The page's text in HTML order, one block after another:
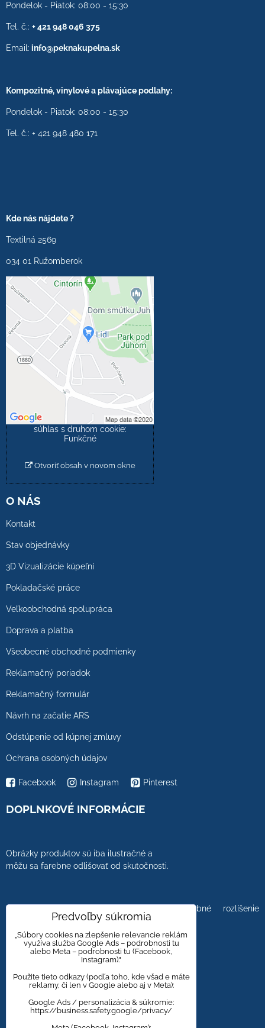
Pondelok - Piatok: 08:00 - 15:30
Tel. č.: + 421 948 046 375
Email: info@peknakupelna.sk
Kompozitné, vinylové a plávajúce podlahy:
Pondelok - Piatok: 08:00 - 15:30
Tel. č.: + 421 948 480 171
Kde nás nájdete ?
Textilná 2569
034 01 Ružomberok
Externý obsah je
blokovaný Voľbami
súkromia
Prajete si načítať externý
obsah?
Povoliť tentokrát
Povoliť a zapamätať -
súhlas s druhom cookie:
Funkčné
Otvoriť obsah v novom okne
O NÁS
Kontakt
Stav objednávky
3D Vizualizácie kúpeľní
Pokladačské práce
Veľkoobchodná spolupráca
Doprava a platba
Všeobecné obchodné podmienky
Reklamačný poriadok
Reklamačný formulár
Návrh na začatie ARS
Odstúpenie od kúpnej zmluvy
Ochrana osobných údajov
Facebook Instagram Pinterest
DOPLNKOVÉ INFORMÁCIE
Obrázky produktov sú iba ilustračné a
môžu sa farebne odlišovať od skutočnosti.
Farebnosť obrázkov tiež ovplyvňuje farebné rozlíšenie
zobrazovacej jednotky.
Obklady a dlažby s kameninovým, mramorovým,
dreveným dizajnom majú viacero kresieb,
aby bola zachovaná čo najväčšia autentickosť
prírodného materiálu.
Predvoľby súkromia
„Súbory cookies na zlepšenie relevancie reklám
využíva služba Google Ads – podrobnosti tu
alebo Meta – podrobnosti tu (Facebook,
Instagram)."
Použite tieto odkazy (podľa toho, kde všad e máte
reklamy, či len v Google alebo aj v Meta):
Google Ads / personalizácia & súkromie:
https://business.safety.google/privacy/